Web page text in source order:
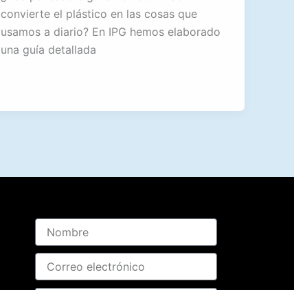
convierte el plástico en las cosas que
usamos a diario? En IPG hemos elaborado
una guía detallada